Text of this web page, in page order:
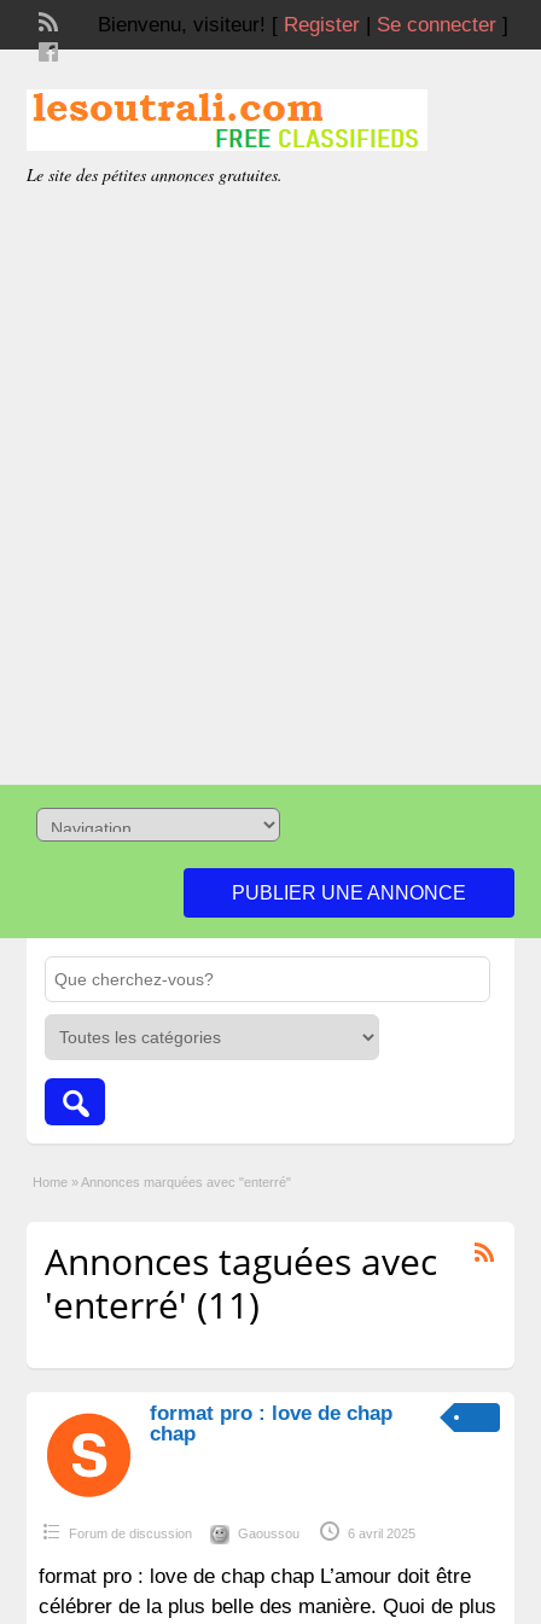
Bienvenu, visiteur! [ Register| Se connecter]
Le site des pétites annonces gratuites.
PUBLIER UNE ANNONCE
Home » Annonces marquées avec "enterré"
Annonces taguées avec
'enterré' (11)
format pro : love de chap
chap
Forum de discussion Gaoussou 6 avril 2025
format pro : love de chap chap L’amour doit être
célébrer de la plus belle des manière. Quoi de plus